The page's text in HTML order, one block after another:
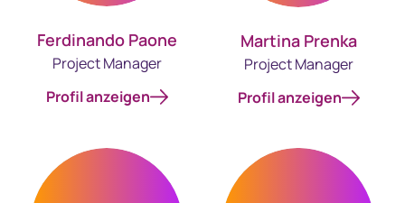
Ferdinando Paone
Project Manager
Profil anzeigen
Martina Prenka
Project Manager
Profil anzeigen